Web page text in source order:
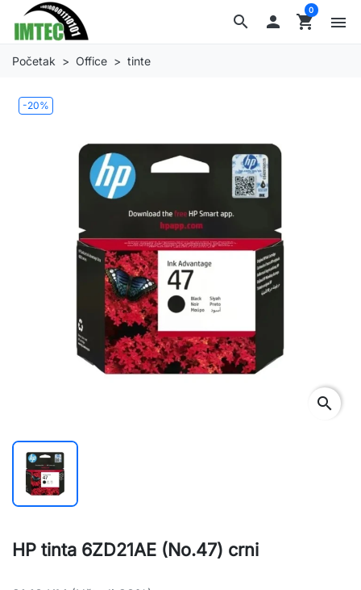
search  shopping_cart
0
menu
Početak Office tinte
-20%
search
HP tinta 6ZD21AE (No.47) crni